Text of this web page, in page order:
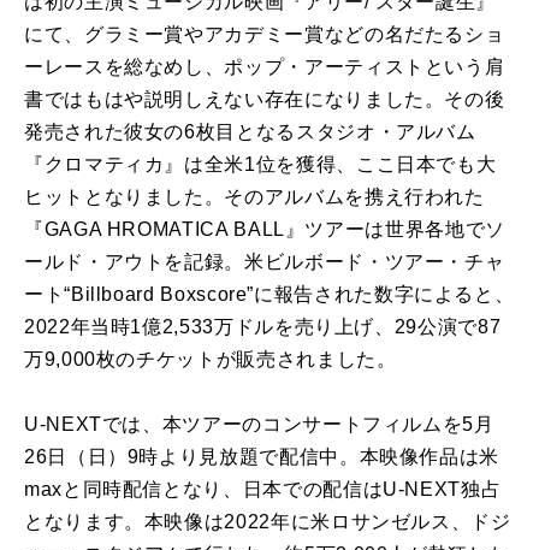
にて、グラミー賞やアカデミー賞などの名だたるショ
ーレースを総なめし、ポップ・アーティストという肩
書ではもはや説明しえない存在になりました。その後
発売された彼⼥の6枚⽬となるスタジオ・アルバム
『クロマティカ』は全⽶1位を獲得、ここ⽇本でも⼤
ヒットとなりました。そのアルバムを携え⾏われた
『GAGA HROMATICA BALL』ツアーは世界各地でソ
ールド・アウトを記録。⽶ビルボード・ツアー・チャ
ート“Billboard Boxscore”に報告された数字によると、
2022年当時1億2,533万ドルを売り上げ、29公演で87
万9,000枚のチケットが販売されました。
U-NEXTでは、本ツアーのコンサートフィルムを5⽉
26⽇（⽇）9時より⾒放題で配信中。本映像作品は⽶
maxと同時配信となり、⽇本での配信はU-NEXT独占
となります。本映像は2022年に⽶ロサンゼルス、ドジ